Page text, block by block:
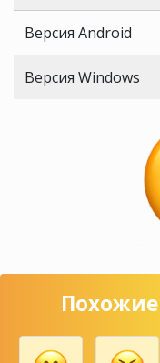
Версия Android
Версия Windows